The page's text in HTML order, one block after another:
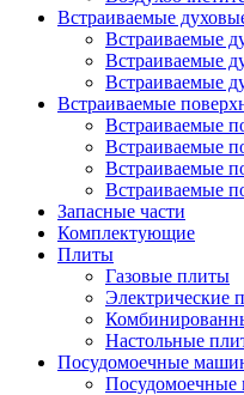
Встраиваемые
Встраиваемые
Встраиваемые
Встраиваемые
Встраиваемые
Встраиваемые
Встраиваемые
Встраиваемые
Встраиваемые
Запасные части
Комплектующие
Плиты
Газовые плиты
Электрические
Настольные
Посудомоечные